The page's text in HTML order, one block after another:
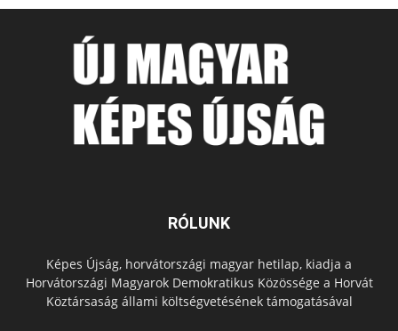
RÓLUNK
Képes Újság, horvátországi magyar hetilap, kiadja a
Horvátországi Magyarok Demokratikus Közössége a Horvát
Köztársaság állami költségvetésének támogatásával